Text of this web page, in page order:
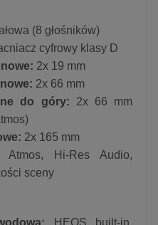
(8 głośników)
cyfrowy klasy D
2x 19 mm
2x 66 mm
do góry: 2x 66 mm
2x 165 mm
Hi-Res Audio,
sceny
HEOS built-in,